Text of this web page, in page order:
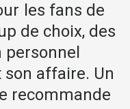
les fans de
de choix, des
affaire. Un
recommande